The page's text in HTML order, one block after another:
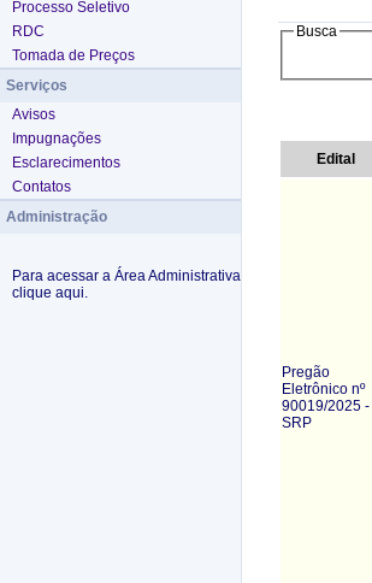
Processo Seletivo
RDC
Tomada de Preços
Serviços
Avisos
Impugnações
Esclarecimentos
Contatos
Administração
Para acessar a Área Administrativa
clique aqui.
Busca
Edital
Pregão
Eletrônico nº
90019/2025 -
SRP